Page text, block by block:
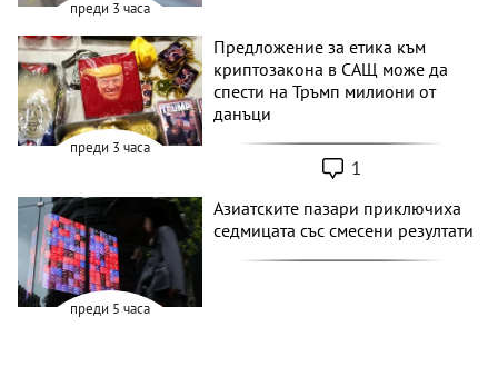
преди 3 часа
преди 3 часа
Предложение за етика към
криптозакона в САЩ може да
спести на Тръмп милиони от
данъци
1
преди 5 часа
Азиатските пазари приключиха
седмицата със смесени резултати